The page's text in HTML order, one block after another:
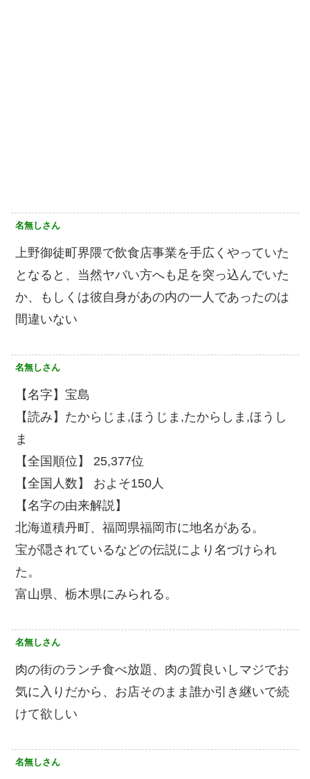
名無しさん
上野御徒町界隈で飲食店事業を手広くやっていた
となると、当然ヤバい方へも足を突っ込んでいた
か、もしくは彼自身があの内の一人であったのは
間違いない
名無しさん
【名字】宝島
【読み】たからじま,ほうじま,たからしま,ほうし
ま
【全国順位】 25,377位
【全国人数】 およそ150人
【名字の由来解説】
北海道積丹町、福岡県福岡市に地名がある。
宝が隠されているなどの伝説により名づけられ
た。
富山県、栃木県にみられる。
名無しさん
肉の街のランチ食べ放題、肉の質良いしマジでお
気に入りだから、お店そのまま誰か引き継いで続
けて欲しい
名無しさん